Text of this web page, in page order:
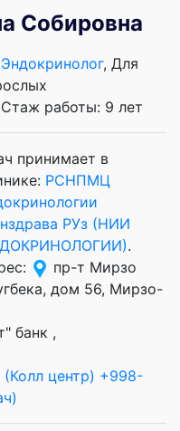
Собировна
Эндокринолог, Для
работы: 9 лет
принимает в
РСНПМЦ
РУз (НИИ
.
пр-т Мирзо
дом 56, Мирзо-
банк ,
центр) +998-